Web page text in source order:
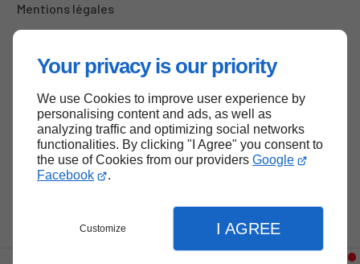
Your privacy is our priority
We use Cookies to improve user experience by
personalising content and ads, as well as
analyzing traffic and optimizing social networks
functionalities. By clicking "I Agree" you consent to
the use of Cookies from our providers Google
Facebook
.
Customize I AGREE
Mentions légales
Plan du site
Haut de page